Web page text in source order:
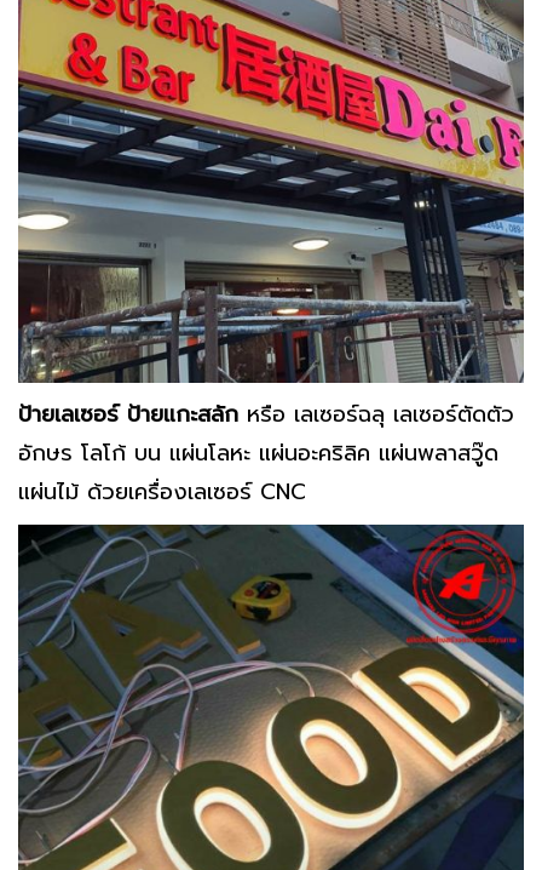
ป้ายเลเซอร์ ป้ายแกะสลัก หรือ เลเซอร์ฉลุ เลเซอร์ตัดตัว
อักษร โลโก้ บน แผ่นโลหะ แผ่นอะคริลิค แผ่นพลาสวู๊ด
แผ่นไม้ ด้วยเครื่องเลเซอร์ CNC